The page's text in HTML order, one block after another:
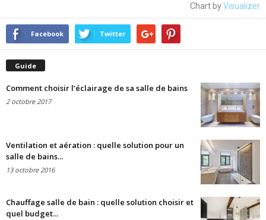
Chart byVisualizer
Facebook Twitter
Guide
Comment choisir l’éclairage de sa salle de bains
2 octobre 2017
Ventilation et aération : quelle solution pour un
salle de bains...
13 octobre 2016
Chauffage salle de bain : quelle solution choisir et
quel budget...